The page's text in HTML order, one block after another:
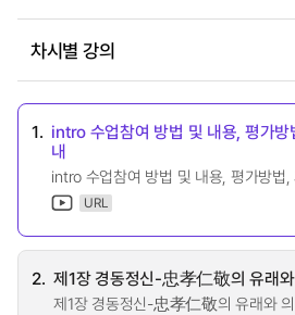
차시별 강의
1. intro 수업참여 방법 및 내용, 평가방
내
intro 수업참여 방법 및 내용, 평가방법
URL
2. 제1장 경동정신-忠孝仁敬의 유래
제1장 경동정신-忠孝仁敬의 유래와